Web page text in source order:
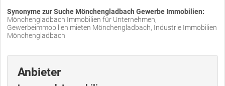
Synonyme zur Suche Mönchengladbach Gewerbe Immobilien:
Mönchengladbach Immobilien für Unternehmen,
Gewerbeimmobilien mieten Mönchengladbach, Industrie Immobilien
Mönchengladbach
Anbieter